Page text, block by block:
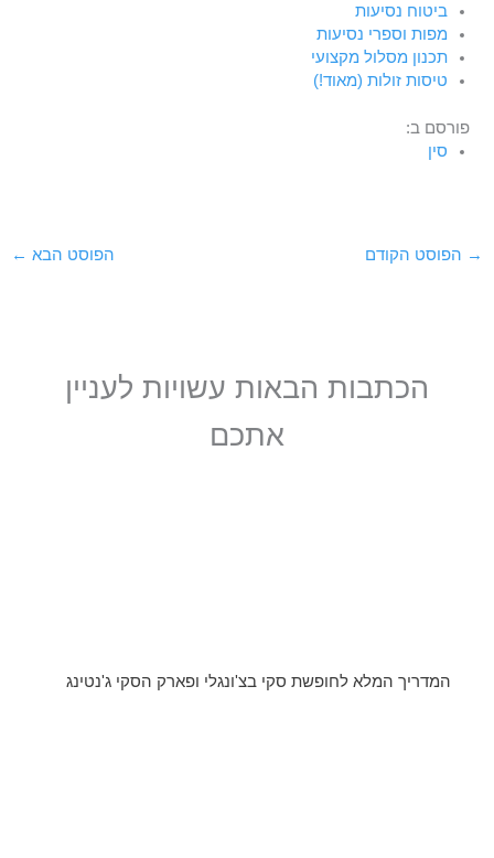
ביטוח נסיעות
מפות וספרי נסיעות
תכנון מסלול מקצועי
טיסות זולות (מאוד!)
פורסם ב:
סין
→ הפוסט הקודם הפוסט הבא ←
הכתבות הבאות עשויות לעניין
אתכם
המדריך המלא לחופשת סקי בצ'ונגלי ופארק הסקי ג'נטינג